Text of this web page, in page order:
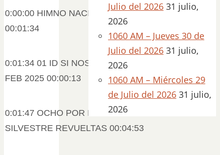
0:00:00 HIMNO NACIONAL HD
00:01:34
0:01:34 01 ID SI NOS PRUEBAS JAD
FEB 2025 00:00:13
0:01:47 OCHO POR RADIO DE
SILVESTRE REVUELTAS 00:04:53
Julio del 2026 31 julio,
2026
1060 AM – Jueves 30 de
Julio del 2026 31 julio,
2026
1060 AM – Miércoles 29
de Julio del 2026 31 julio,
2026